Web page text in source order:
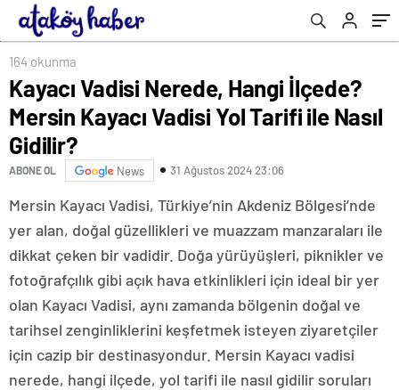
164 okunma
Kayacı Vadisi Nerede, Hangi İlçede?
Mersin Kayacı Vadisi Yol Tarifi ile Nasıl
Gidilir?
ABONE OL News 31 Ağustos 2024 23:06
Mersin Kayacı Vadisi, Türkiye’nin Akdeniz Bölgesi’nde
yer alan, doğal güzellikleri ve muazzam manzaraları ile
dikkat çeken bir vadidir. Doğa yürüyüşleri, piknikler ve
fotoğrafçılık gibi açık hava etkinlikleri için ideal bir yer
olan Kayacı Vadisi, aynı zamanda bölgenin doğal ve
tarihsel zenginliklerini keşfetmek isteyen ziyaretçiler
için cazip bir destinasyondur. Mersin Kayacı vadisi
nerede, hangi ilçede, yol tarifi ile nasıl gidilir soruları